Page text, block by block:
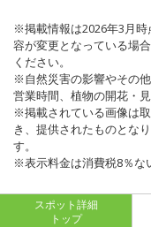
※掲載情報は2026年3月
容が変更となっている場
ください。
※自然災害の影響やその
営業時間、植物の開花・
※掲載されている画像は
き、提供されたものとな
す。
※表示料金は消費税8％な
スポット詳細
トップ